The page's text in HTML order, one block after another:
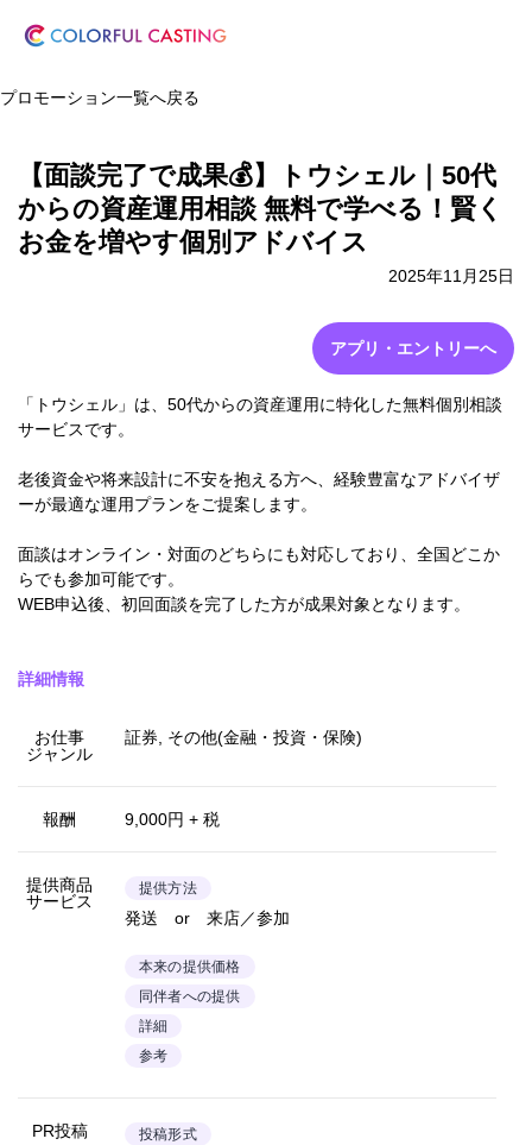
プロモーション一覧へ戻る
【面談完了で成果💰】トウシェル｜50代
からの資産運用相談 無料で学べる！賢く
お金を増やす個別アドバイス
2025年11月25日
アプリ・エントリーへ
「トウシェル」は、50代からの資産運用に特化した無料個別相談
サービスです。
老後資金や将来設計に不安を抱える方へ、経験豊富なアドバイザ
ーが最適な運用プランをご提案します。
面談はオンライン・対面のどちらにも対応しており、全国どこか
らでも参加可能です。
WEB申込後、初回面談を完了した方が成果対象となります。
詳細情報
お仕事
ジャンル
証券, その他(金融・投資・保険)
報酬 9,000円 + 税
提供商品
サービス
提供方法
発送 or 来店／参加
本来の提供価格
同伴者への提供
詳細
参考
PR投稿 投稿形式